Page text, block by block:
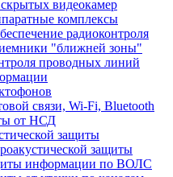
видеокамер
комплексы
радиоконтроля
"ближней зоны"
проводных линий
связи, Wi-Fi, Bluetooth
от НСД
защиты
защиты
информации по ВОЛС